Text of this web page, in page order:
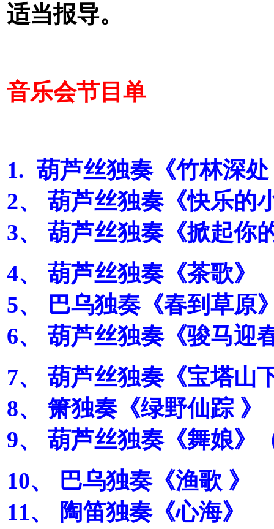
适当报导。
音乐会节目单
1. 葫芦丝独奏《竹林深处
2、 葫芦丝独奏《快乐的
3、 葫芦丝独奏《掀起你
4、 葫芦丝独奏《茶歌》
5、 巴乌独奏《春到草原
6、 葫芦丝独奏《骏马迎
7、 葫芦丝独奏《宝塔山
8、 箫独奏《绿野仙踪 》
9、 葫芦丝独奏《舞娘》
10、 巴乌独奏《渔歌 》
11、 陶笛独奏《心海》